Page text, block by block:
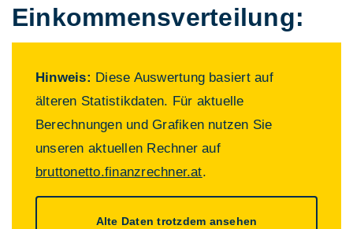
Einkommens­verteilung:
Hinweis: Diese Auswertung basiert auf
älteren Statistikdaten. Für aktuelle
Berechnungen und Grafiken nutzen Sie
unseren aktuellen Rechner auf
bruttonetto.finanzrechner.at.
Alte Daten trotzdem ansehen